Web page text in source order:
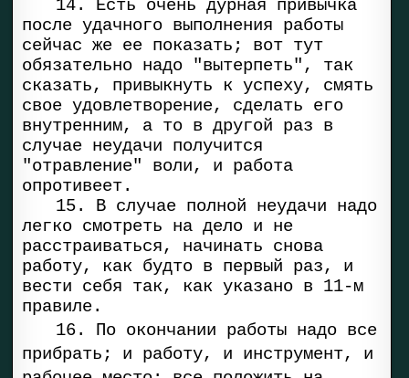
14. Есть очень дурная привычка
после удачного выполнения работы
сейчас же ее показать; вот тут
обязательно надо "вытерпеть", так
сказать, привыкнуть к успеху, смять
свое удовлетворение, сделать его
внутренним, а то в другой раз в
случае неудачи получится
"отравление" воли, и работа
опротивеет.
15. В случае полной неудачи надо
легко смотреть на дело и не
расстраиваться, начинать снова
работу, как будто в первый раз, и
вести себя так, как указано в 11-м
правиле.
16. По окончании работы надо все
прибрать; и работу, и инструмент, и